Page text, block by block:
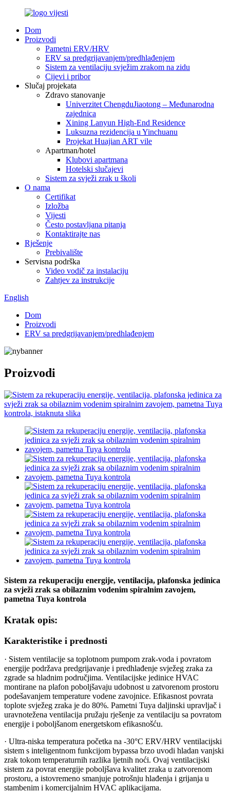
Dom
Proizvodi
Pametni ERV/HRV
ERV sa predgrijavanjem/predhlađenjem
Sistem za ventilaciju svježim zrakom na zidu
Cijevi i pribor
Slučaj projekata
Zdravo stanovanje
Univerzitet ChengduJiaotong – Međunarodna
zajednica
Xining Lanyun High-End Residence
Luksuzna rezidencija u Yinchuanu
Projekat Huajian ART vile
Apartman/hotel
Klubovi apartmana
Hotelski slučajevi
Sistem za svježi zrak u školi
O nama
Certifikat
Izložba
Vijesti
Često postavljana pitanja
Kontaktirajte nas
Rješenje
Prebivalište
Servisna podrška
Video vodič za instalaciju
Zahtjev za instrukcije
English
Dom
Proizvodi
ERV sa predgrijavanjem/predhlađenjem
Proizvodi
Sistem za rekuperaciju energije, ventilacija, plafonska jedinica
za svježi zrak sa obilaznim vodenim spiralnim zavojem,
pametna Tuya kontrola
Kratak opis:
Karakteristike i prednosti
· Sistem ventilacije sa toplotnom pumpom zrak-voda i povratom
energije podržava predgrijavanje i predhlađenje svježeg zraka za
zgrade sa hladnim područjima. Ventilacijske jedinice HVAC
montirane na plafon poboljšavaju udobnost u zatvorenom prostoru
podešavanjem temperature vodene zavojnice. Efikasnost povrata
toplote svježeg zraka je do 80%. Pametni Tuya daljinski upravljač i
uravnotežena ventilacija pružaju rješenje za ventilaciju sa povratom
energije i poboljšanom energetskom efikasnošću.
· Ultra-niska temperatura početka na -30°C ERV/HRV ventilacijski
sistem s inteligentnom funkcijom bypassa brzo uvodi hladan vanjski
zrak tokom temperaturnih razlika ljetnih noći. Ovaj ventilacijski
sistem za povrat energije poboljšava kvalitet zraka u zatvorenom
prostoru, a istovremeno smanjuje potrošnju hlađenja i grijanja u
stambenim i komercijalnim HVAC aplikacijama.